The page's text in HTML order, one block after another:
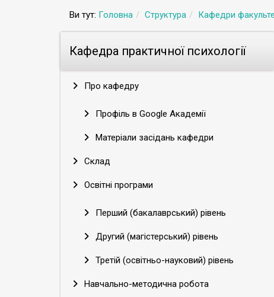
Ви тут: Головна Структура Кафедри
Кафедра практичної психології
Про кафедру
Профіль в Google Академії
Матеріали засідань кафедри
Склад
Освітні програми
Перший (бакалаврський) рівень
Другий (магістерський) рівень
Третій (освітньо-науковий) рівень
Навчально-методична робота